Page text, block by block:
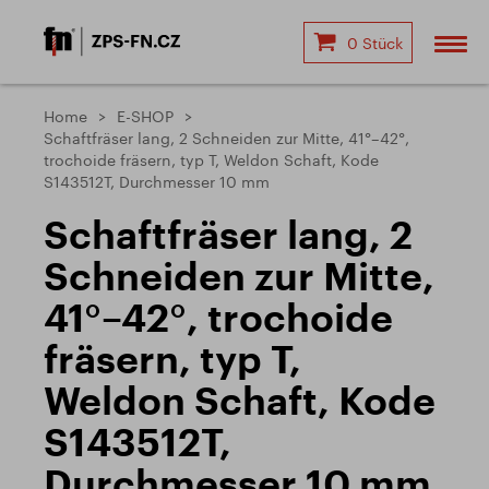
0 Stück
Home
E-SHOP
Schaftfräser lang, 2 Schneiden zur Mitte, 41°–42°,
trochoide fräsern, typ T, Weldon Schaft, Kode
S143512T, Durchmesser 10 mm
Schaftfräser lang, 2
Schneiden zur Mitte,
41°–42°, trochoide
fräsern, typ T,
Weldon Schaft, Kode
S143512T,